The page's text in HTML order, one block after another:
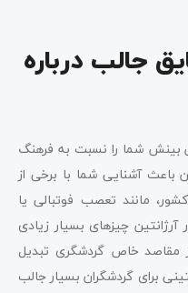
جالب درباره
بینش شما را نسبت به فرهنگ
باعث آشنایی شما با برخی از
مانند تعصب فوتبالی یا
چیز‌های بسیار زیادی
مقاصد خاص گردشگری تبدیل
برای گردشگران بسیار جالب